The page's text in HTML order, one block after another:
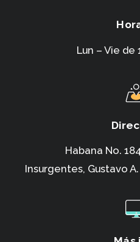
Lun – Vie de
Habana No.
Insurgentes, Gustavo